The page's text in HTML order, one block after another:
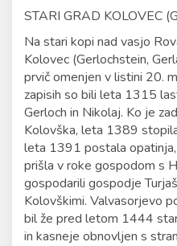
STARI GRAD KOLOVEC
Na stari kopi nad vasjo
Kolovec (Gerlochstein,
prvič omenjen v listini 20.
zapisih so bili leta 1315
Gerloch in Nikolaj. Ko je
Kolovška, leta 1389
leta 1391 postala
prišla v roke gospodom s
gospodarili gospodje
Kolovškimi. Valvasorjevo
bil že pred letom 1444
in kasneje obnovljen s